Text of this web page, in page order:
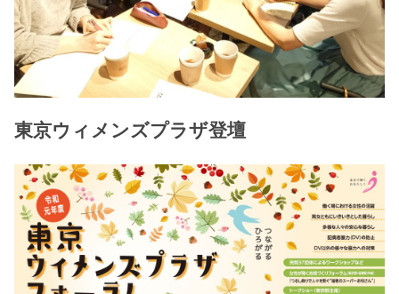
東京ウィメンズプラザ登壇